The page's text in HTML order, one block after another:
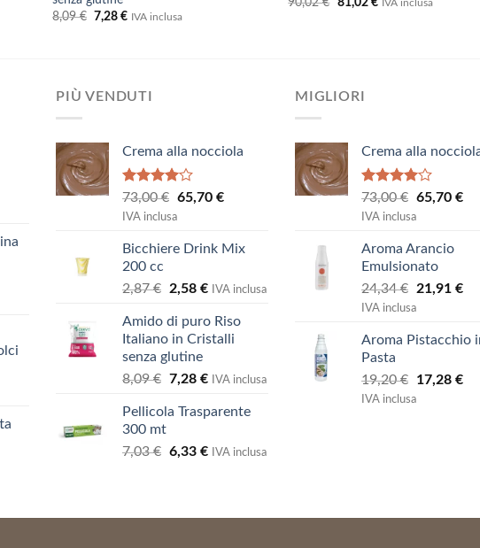
8,09€ Il
7,28€IlIVA inclusa
IVA inclusa
€.
PIÙ VENDUTI
Crema alla nocciola
Valutato
4.00 su
5
73,00€ Il
prezzo
era:
65,70 €Il
è:
IVA inclusa
Bicchiere Drink Mix
200 cc
2,87€
Il
originale
era:
2,87 €.
2,58 €Il
attuale
è:
IVA inclusa
Amido di puro Riso
Italiano in Cristalli
senza glutine
8,09€ Il
originale
8,09 €.
7,28 €Il
attuale
7,28 €.
IVA inclusa
Pellicola Trasparente
300 mt
7,03€ Il
6,33 €IlIVA inclusa
MIGLIORI
Crema alla
Valutato
4.00 su
5
73,00€ Il
prezzo
era:
73,00 €.
65,70 €Il
IVA inclusa
Aroma Arancio
Emulsionato
24,34€
Il
prezzo
era:
21,91 €Il
è:
IVA inclusa
Aroma Pistacchio
Pasta
19,20€
Il
prezzo
17,28 €Il
IVA inclusa